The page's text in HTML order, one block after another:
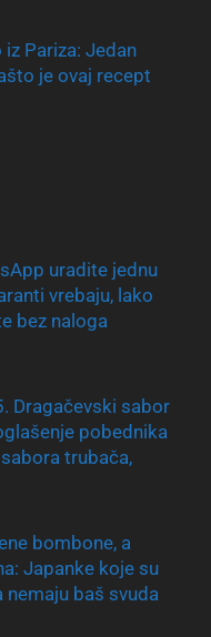
Pariza: Jedan
je ovaj recept
uradite jednu
vrebaju, lako
bez naloga
Dragačevski sabor
pobednika
trubača,
bombone, a
Japanke koje su
nemaju baš svuda